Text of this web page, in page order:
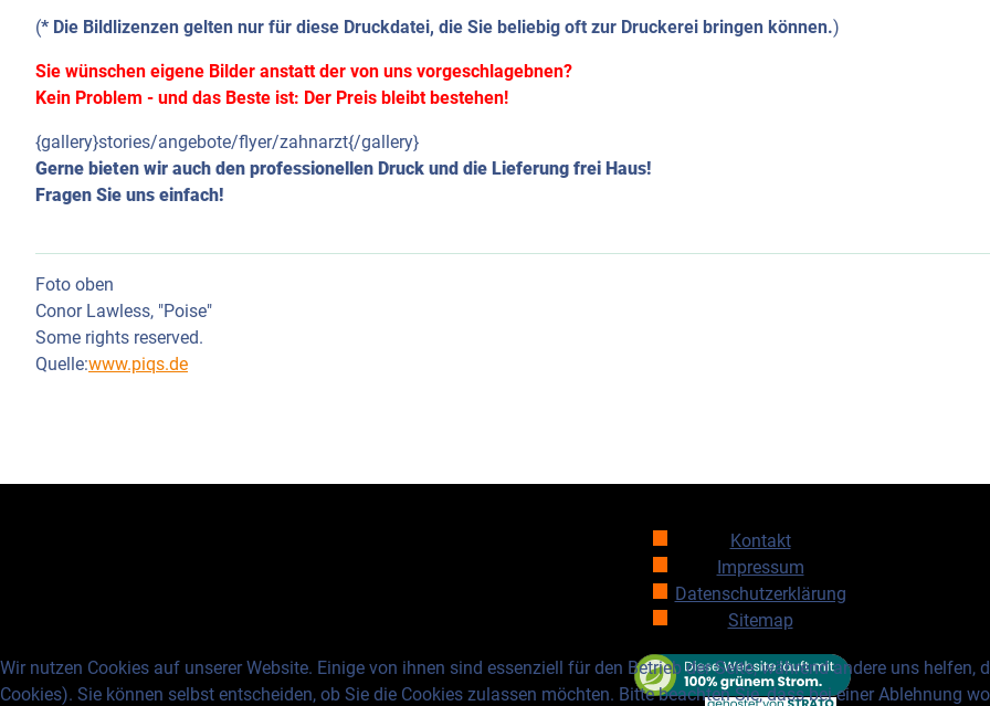
(* Die Bildlizenzen gelten nur für diese Druckdatei, die Sie beliebig oft zur Druckerei bringen können.)
Sie wünschen eigene Bilder anstatt der von uns vorgeschlagebnen?
Kein Problem - und das Beste ist: Der Preis bleibt bestehen!
{gallery}stories/angebote/flyer/zahnarzt{/gallery}
Gerne bieten wir auch den professionellen Druck und die Lieferung frei Haus!
Fragen Sie uns einfach!
Foto oben
Conor Lawless, "Poise"
Some rights reserved.
Quelle:www.piqs.de
Kontakt
Impressum
Datenschutzerklärung
Sitemap
Wir nutzen Cookies auf unserer Website. Einige von ihnen sind essenziell für den Betrieb der Seite, während andere uns
Cookies). Sie können selbst entscheiden, ob Sie die Cookies zulassen möchten. Bitte beachten Sie, dass bei einer Ablehnung